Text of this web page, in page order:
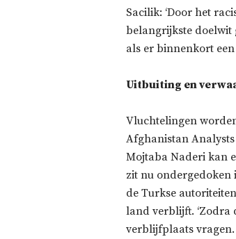
Sacilik: ‘Door het
belangrijkste doelwit
als er binnenkort
Uitbuiting en
Vluchtelingen
Afghanistan
Mojtaba Naderi kan
zit nu
de Turkse
land verblijft. ‘Zodra
verblijfplaats vragen.